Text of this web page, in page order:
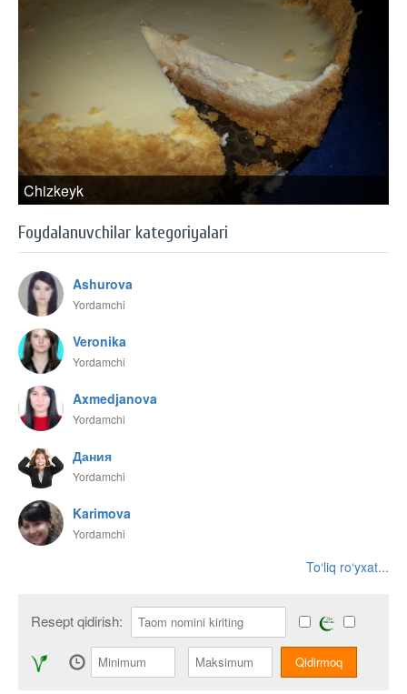
Chizkeyk
Foydalanuvchilar kategoriyalari
Ashurova
Yordamchi
Veronika
Yordamchi
Axmedjanova
Yordamchi
Дания
Yordamchi
Karimova
Yordamchi
To‘liq ro‘yxat...
Resept qidirish: